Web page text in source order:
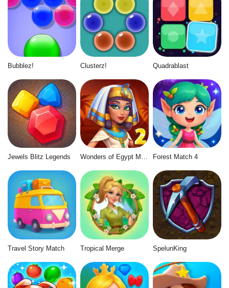
Bubblez! Clusterz! Quadrablast
Jewels Blitz Legends Wonders of Egypt Match 2 Forest Match 4
Travel Story Match Tropical Merge SpelunKing